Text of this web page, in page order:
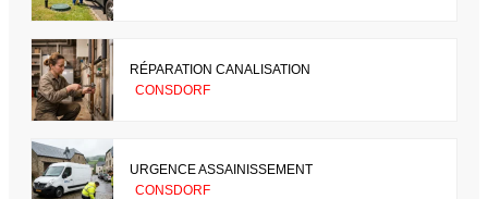
RÉPARATION CANALISATION
CONSDORF
URGENCE ASSAINISSEMENT
CONSDORF